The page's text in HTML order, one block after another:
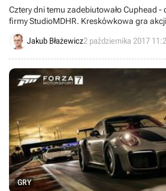
Cztery dni temu zadebiutowało Cuphead
firmy StudioMDHR. Kreskówkowa gra
entuzjastycznym przyjęciem graczy i
tysiącach egzemplarzy.
Jakub Błażewicz2 października 2017
GRY